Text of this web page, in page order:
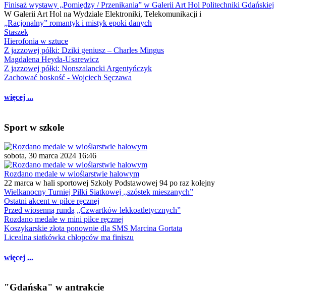
Finisaż wystawy „Pomiędzy / Przenikania” w Galerii Art Hol Politechniki Gdańskiej
W Galerii Art Hol na Wydziale Elektroniki, Telekomunikacji i
„Racjonalny” romantyk i mistyk epoki danych
Staszek
Hierofonia w sztuce
Z jazzowej półki: Dziki geniusz – Charles Mingus
Magdalena Heyda-Usarewicz
Z jazzowej półki: Nonszalancki Argentyńczyk
Zachować boskość - Wojciech Sęczawa
więcej ...
Sport w szkole
sobota, 30 marca 2024 16:46
Rozdano medale w wioślarstwie halowym
22 marca w hali sportowej Szkoły Podstawowej 94 po raz kolejny
Wielkanocny Turniej Piłki Siatkowej ,,szóstek mieszanych”
Ostatni akcent w piłce ręcznej
Przed wiosenną rundą „Czwartków lekkoatletycznych”
Rozdano medale w mini piłce ręcznej
Koszykarskie złota ponownie dla SMS Marcina Gortata
Licealna siatkówka chłopców ma finiszu
więcej ...
"Gdańska" w antrakcie